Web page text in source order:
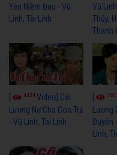
Yên Niềm Đau - Vũ
Linh, Tài Linh
Vũ
Thủy,
Thanh
4434Video] Cải
Lương Nợ Cha Con Trả
- Vũ Linh, Tài Linh
Duyên
Linh,